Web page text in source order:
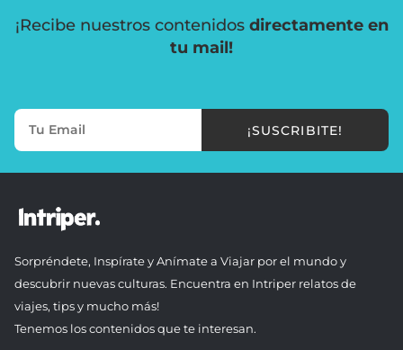
¡Recibe nuestros contenidos directamente en
tu mail!
¡SUSCRIBITE!
Sorpréndete, Inspírate y Anímate a Viajar por el mundo y
descubrir nuevas culturas. Encuentra en Intriper relatos de
viajes, tips y mucho más!
Tenemos los contenidos que te interesan.